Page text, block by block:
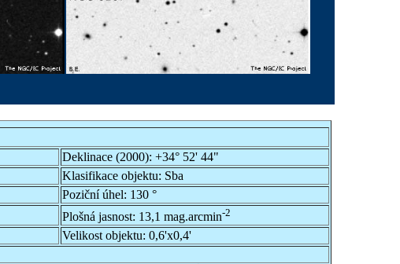
Deklinace (2000): +34° 52' 44"
Klasifikace objektu: Sba
Poziční úhel: 130 °
Plošná jasnost: 13,1 mag.arcmin-2
Velikost objektu: 0,6'x0,4'